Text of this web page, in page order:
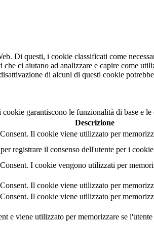
Di questi, i cookie classificati come
ci aiutano ad analizzare e capire come
di alcuni di questi cookie
garantiscono le funzionalità di base e
Descrizione
Il cookie viene utilizzato per
registrare il consenso dell'utente per i
I cookie vengono utilizzati per
Il cookie viene utilizzato per
Il cookie viene utilizzato per
e viene utilizzato per memorizzare se